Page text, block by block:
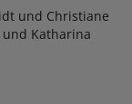
und Christiane
Katharina